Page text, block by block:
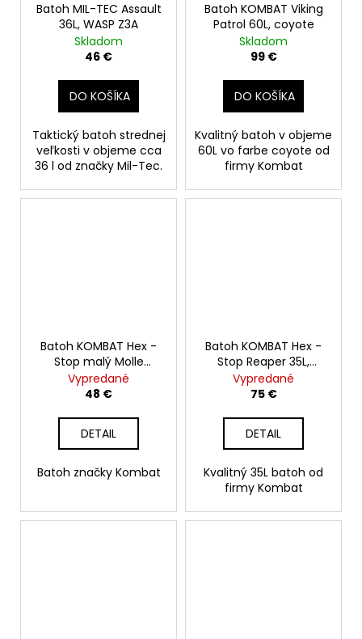
Batoh MIL-TEC Assault
36L, WASP Z3A
Skladom
46 €
DO KOŠÍKA
Taktický batoh strednej
veľkosti v objeme cca
36 l od značky Mil-Tec.
Batoh KOMBAT Viking
Patrol 60L, coyote
Skladom
99 €
DO KOŠÍKA
Kvalitný batoh v objeme
60L vo farbe coyote od
firmy Kombat
Batoh KOMBAT Hex -
Stop malý Molle
Assault, coyote
Vypredané
48 €
DETAIL
Batoh značky Kombat
Batoh KOMBAT Hex -
Stop Reaper 35L,
coyote
Vypredané
75 €
DETAIL
Kvalitný 35L batoh od
firmy Kombat